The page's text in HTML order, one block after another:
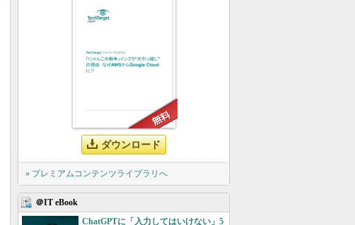
ダウンロード
» プレミアムコンテンツライブラリへ
＠IT eBook
ChatGPTに「入力してはいけない」5